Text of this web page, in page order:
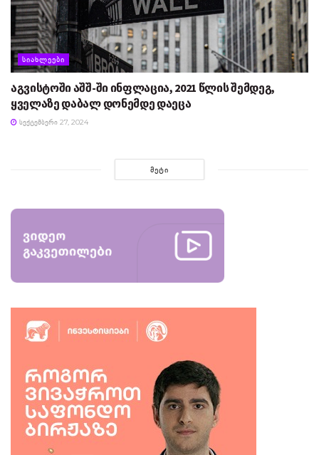
ᲡᲘᲐᲮᲚᲔᲔᲑᲘ
აგვისტოში აშშ-ში ინფლაცია, 2021 წლის შემდეგ,
ყველაზე დაბალ დონემდე დაეცა
ᲡᲔᲥᲢᲔᲛᲑᲔᲠᲘ 27, 2024
ᲛᲔᲢᲘ